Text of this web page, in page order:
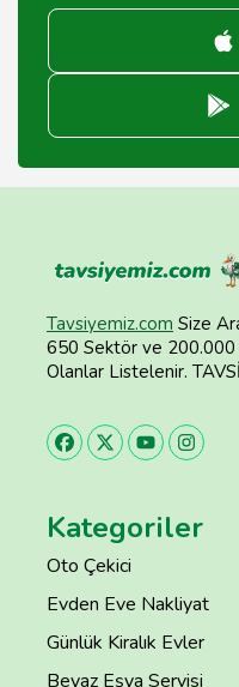
Tavsiyemiz.com Size
650 Sektör ve 200.000
Olanlar Listelenir.
Kategoriler
Oto Çekici
Evden Eve Nakliyat
Günlük Kiralık Evler
Beyaz Eşya Servisi